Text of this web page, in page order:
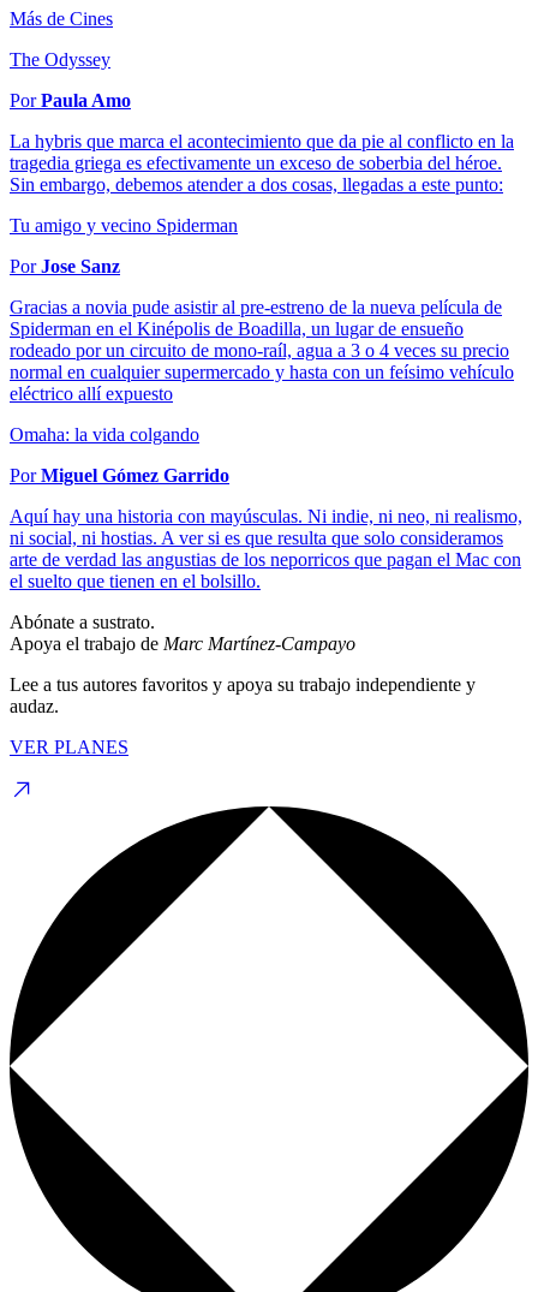
Más de Cines
The Odyssey
PorPaula Amo
La hybris que marca el acontecimiento que da pie al conflicto en la
tragedia griega es efectivamente un exceso de soberbia del héroe.
Sin embargo, debemos atender a dos cosas, llegadas a este punto:
Tu amigo y vecino Spiderman
PorJose Sanz
Gracias a novia pude asistir al pre-estreno de la nueva película de
Spiderman en el Kinépolis de Boadilla, un lugar de ensueño
rodeado por un circuito de mono-raíl, agua a 3 o 4 veces su precio
normal en cualquier supermercado y hasta con un feísimo vehículo
eléctrico allí expuesto
Omaha: la vida colgando
PorMiguel Gómez Garrido
Aquí hay una historia con mayúsculas. Ni indie, ni neo, ni realismo,
ni social, ni hostias. A ver si es que resulta que solo consideramos
arte de verdad las angustias de los neporricos que pagan el Mac con
el suelto que tienen en el bolsillo.
Abónate a sustrato.
Apoya el trabajo de Marc Martínez-Campayo
Lee a tus autores favoritos y apoya su trabajo independiente y
audaz.
VER PLANES